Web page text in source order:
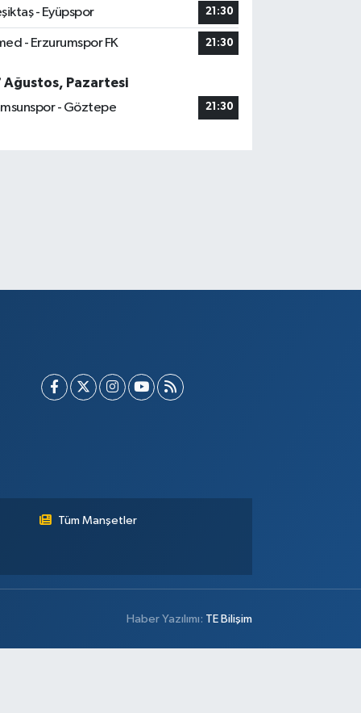
- Eyüpspor 21:30
- Erzurumspor FK 21:30
Ağustos, Pazartesi
- Göztepe
21:30
Tüm Manşetler
Haber Yazılımı: TE Bilişim